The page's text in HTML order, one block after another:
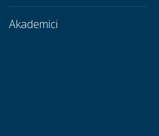
Akademici